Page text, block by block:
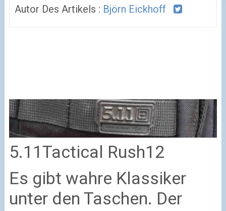
Autor Des Artikels : Björn Eickhoff
5.11Tactical Rush12
Es gibt wahre Klassiker
unter den Taschen. Der